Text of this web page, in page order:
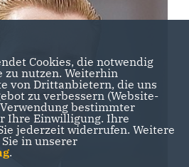
Cookies, die notwendig
zu nutzen. Weiterhin
von Drittanbietern, die uns
zu verbessern (Website-
bestimmter
Ihre Einwilligung. Ihre
jederzeit widerrufen. Weitere
in unserer
.